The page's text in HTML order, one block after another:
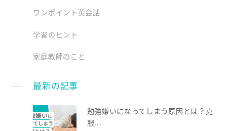
ワンポイント英会話
学習のヒント
家庭教師のこと
最新の記事
勉強嫌いになってしまう原因とは？克
服...